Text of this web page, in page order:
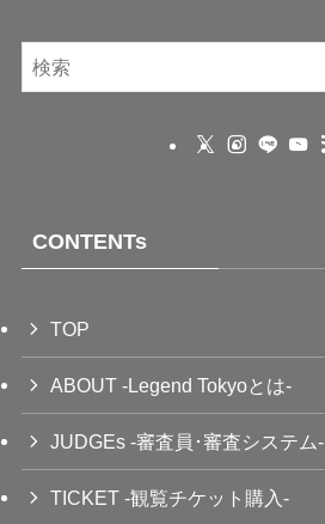
CONTENTs
TOP
ABOUT -Legend Tokyoとは-
JUDGEs -審査員･審査システム-
TICKET -観覧チケット購入-